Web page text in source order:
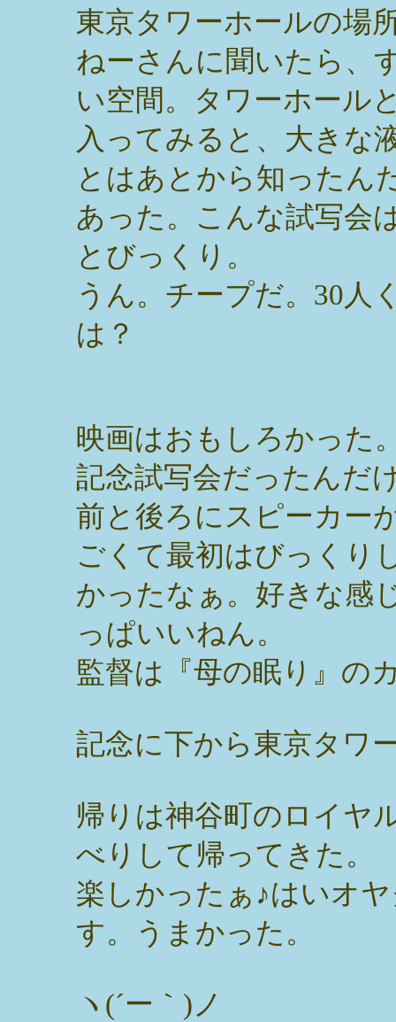
東京タワーホールの場
ねーさんに聞いたら、
い空間。タワーホール
入ってみると、大きな
とはあとから知ったん
あった。こんな試写会
とびっくり。
うん。チープだ。30人
は？
映画はおもしろかった
記念試写会だったんだ
前と後ろにスピーカー
ごくて最初はびっくり
かったなぁ。好きな感
っぱいいねん。
監督は『母の眠り』の
記念に下から東京タワ
帰りは神谷町のロイヤ
べりして帰ってきた。
楽しかったぁ♪はいオ
す。うまかった。
ヽ(´ー｀)ノ